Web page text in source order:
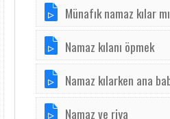
Münafık namaz kılar
Namaz kılanı öpmek
Namaz kılarken ana
Namaz ve riya